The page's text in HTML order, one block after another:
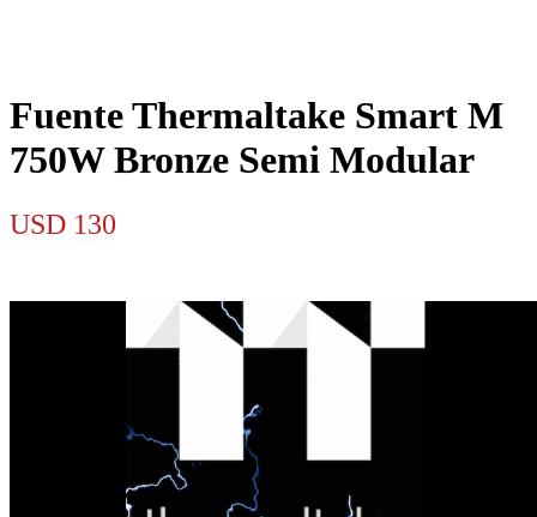
Fuente Thermaltake Smart M
750W Bronze Semi Modular
USD 130